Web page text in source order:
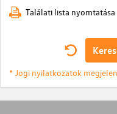
Találati lista nyomtatása
* Jogi nyilatkozatok